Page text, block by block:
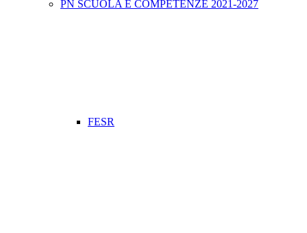
PN SCUOLA E COMPETENZE 2021-2027
FESR